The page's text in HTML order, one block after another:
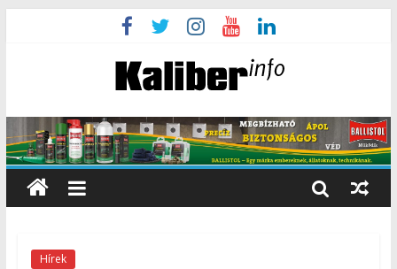
Hírek